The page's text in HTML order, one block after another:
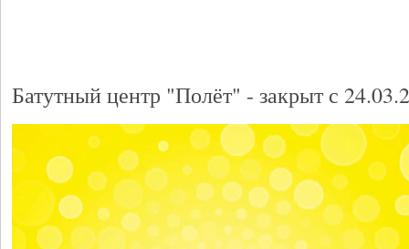
Батутный центр "Полёт" - закрыт с